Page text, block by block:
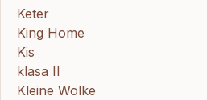
Keter
King Home
Kis
klasa II
Kleine Wolke